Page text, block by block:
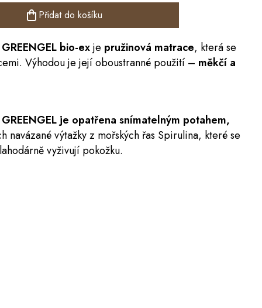
Přidat do košíku
bio-exje pružinová matrace, která se
Výhodou je její oboustranné použití – měkčí a
je opatřena snímatelným potahem,
navázané výtažky z mořských řas Spirulina, které se
vyživují pokožku.